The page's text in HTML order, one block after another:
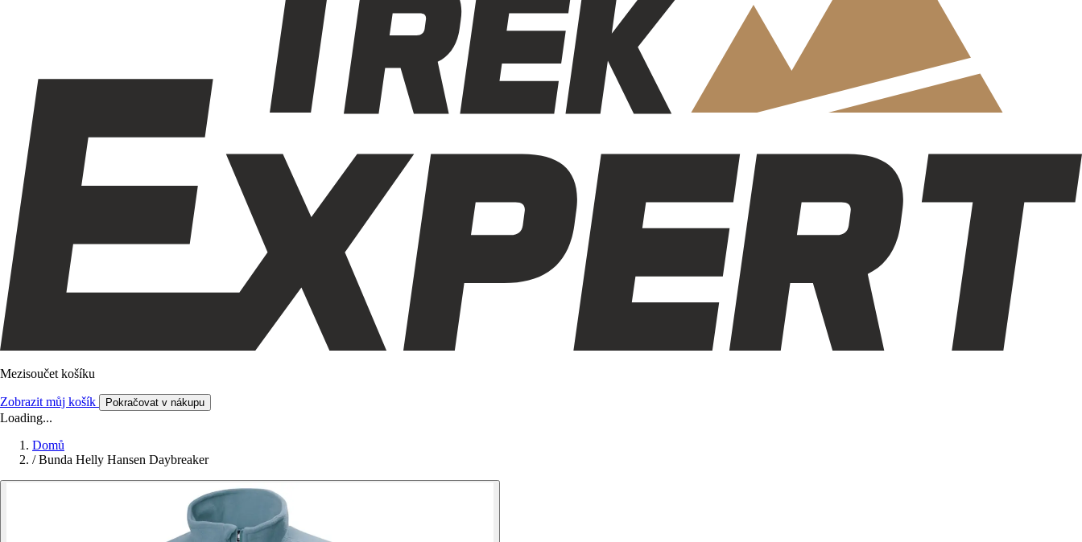
Mezisoučet košíku
Zobrazit můj košík Pokračovat v nákupu
Loading...
Domů
/ Bunda Helly Hansen Daybreaker